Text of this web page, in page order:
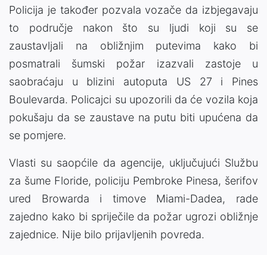
Policija je također pozvala vozače da izbjegavaju
to područje nakon što su ljudi koji su se
zaustavljali na obližnjim putevima kako bi
posmatrali šumski požar izazvali zastoje u
saobraćaju u blizini autoputa US 27 i Pines
Boulevarda. Policajci su upozorili da će vozila koja
pokušaju da se zaustave na putu biti upućena da
se pomjere.
Vlasti su saopćile da agencije, uključujući Službu
za šume Floride, policiju Pembroke Pinesa, šerifov
ured Browarda i timove Miami-Dadea, rade
zajedno kako bi spriječile da požar ugrozi obližnje
zajednice. Nije bilo prijavljenih povreda.